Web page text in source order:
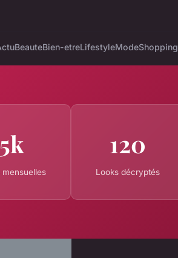
BeauteBien-etreLifestyleModeShopping
120
Looks décryptés